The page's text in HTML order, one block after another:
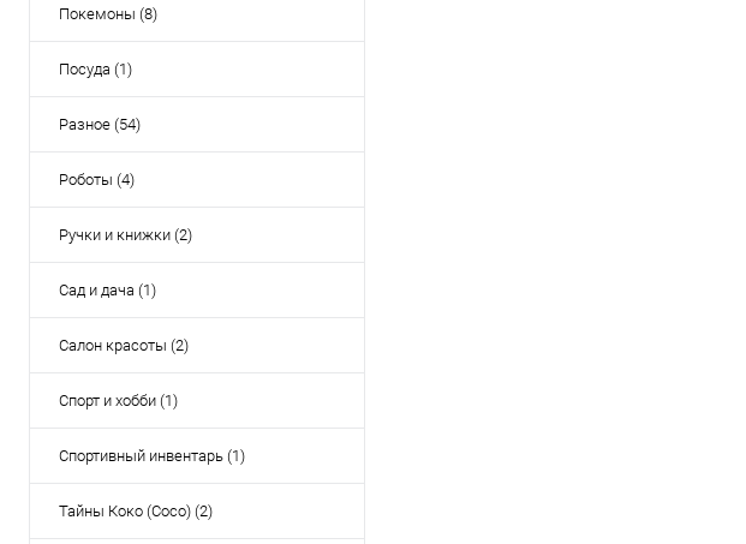
Покемоны (8)
Посуда (1)
Разное (54)
Роботы (4)
Ручки и книжки (2)
Сад и дача (1)
Салон красоты (2)
Спорт и хобби (1)
Спортивный инвентарь (1)
Тайны Коко (Coco) (2)